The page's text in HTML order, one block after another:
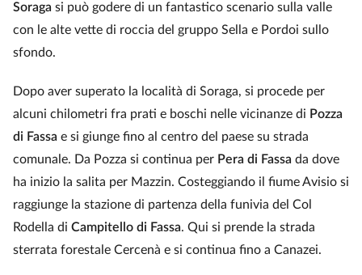
Soraga si può godere di un fantastico scenario sulla valle
con le alte vette di roccia del gruppo Sella e Pordoi sullo
sfondo.
Dopo aver superato la località di Soraga, si procede per
alcuni chilometri fra prati e boschi nelle vicinanze di Pozza
di Fassa e si giunge fino al centro del paese su strada
comunale. Da Pozza si continua per Pera di Fassa da dove
ha inizio la salita per Mazzin. Costeggiando il fiume Avisio si
raggiunge la stazione di partenza della funivia del Col
Rodella di Campitello di Fassa. Qui si prende la strada
sterrata forestale Cercenà e si continua fino a Canazei.